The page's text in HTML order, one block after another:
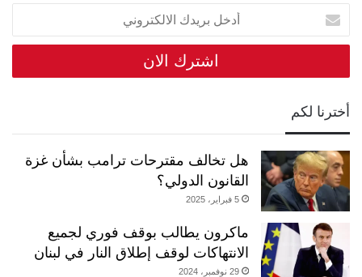
أدخل
بريدك
الالكتروني
أخترنا لكم
هل تخالف مقترحات ترامب بشأن غزة
القانون الدولي؟
5 فبراير، 2025
ماكرون يطالب بوقف فوري لجميع
الانتهاكات لوقف إطلاق النار في لبنان
29 نوفمبر، 2024